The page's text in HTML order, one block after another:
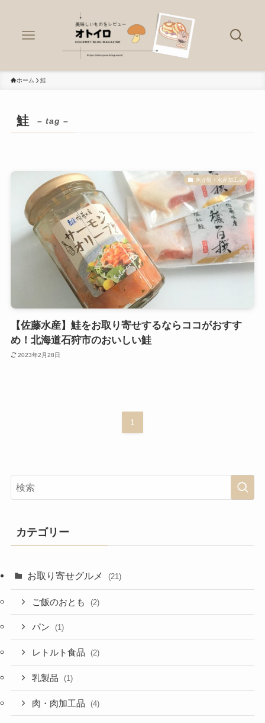
ホーム 鮭
鮭 – tag –
魚介類・水産加工品
【佐藤水産】鮭をお取り寄せするならココがおすす
め！北海道石狩市のおいしい鮭
2023年2月28日
1
カテゴリー
お取り寄せグルメ (21)
ご飯のおとも (2)
パン (1)
レトルト食品 (2)
乳製品 (1)
肉・肉加工品 (4)